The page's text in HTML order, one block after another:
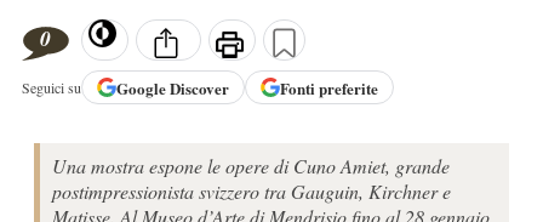
0
Seguici su GoogleDiscover Fonti preferite
Una mostra espone le opere di Cuno Amiet, grande
postimpressionista svizzero tra Gauguin, Kirchner e
Matisse. Al Museo d’Arte di Mendrisio fino al 28 gennaio